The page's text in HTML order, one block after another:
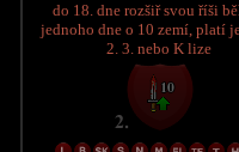
do 18. dne rozšiř svou říši
jednoho dne o 10 zemí, platí
2. 3. nebo K lize